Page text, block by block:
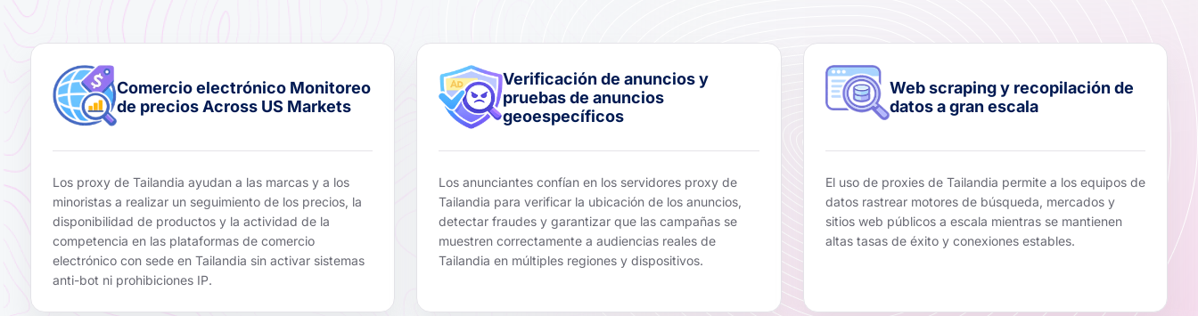
Comercio electrónico Monitoreo
de precios Across US Markets
Los proxy de Tailandia ayudan a las marcas y a los
minoristas a realizar un seguimiento de los precios, la
disponibilidad de productos y la actividad de la
competencia en las plataformas de comercio
electrónico con sede en Tailandia sin activar sistemas
anti-bot ni prohibiciones IP.
Verificación de anuncios y
pruebas de anuncios
geoespecíficos
Los anunciantes confían en los servidores proxy de
Tailandia para verificar la ubicación de los anuncios,
detectar fraudes y garantizar que las campañas se
muestren correctamente a audiencias reales de
Tailandia en múltiples regiones y dispositivos.
Web scraping y recopilación de
datos a gran escala
El uso de proxies de Tailandia permite a los equipos de
datos rastrear motores de búsqueda, mercados y
sitios web públicos a escala mientras se mantienen
altas tasas de éxito y conexiones estables.